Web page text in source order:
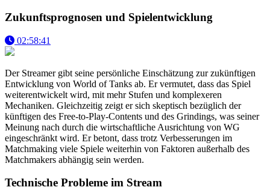
Zukunftsprognosen und Spielentwicklung
02:58:41
Der Streamer gibt seine persönliche Einschätzung zur zukünftigen
Entwicklung von World of Tanks ab. Er vermutet, dass das Spiel
weiterentwickelt wird, mit mehr Stufen und komplexeren
Mechaniken. Gleichzeitig zeigt er sich skeptisch bezüglich der
künftigen des Free-to-Play-Contents und des Grindings, was seiner
Meinung nach durch die wirtschaftliche Ausrichtung von WG
eingeschränkt wird. Er betont, dass trotz Verbesserungen im
Matchmaking viele Spiele weiterhin von Faktoren außerhalb des
Matchmakers abhängig sein werden.
Technische Probleme im Stream